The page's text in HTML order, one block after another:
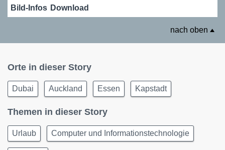
Bild-Infos Download
nach oben
Orte in dieser Story
Dubai Auckland Essen Kapstadt
Themen in dieser Story
Urlaub Computer und Informationstechnologie